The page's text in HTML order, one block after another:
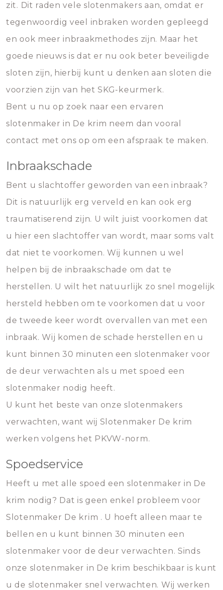
zit. Dit raden vele slotenmakers aan, omdat er
tegenwoordig veel inbraken worden gepleegd
en ook meer inbraakmethodes zijn. Maar het
goede nieuws is dat er nu ook beter beveiligde
sloten zijn, hierbij kunt u denken aan sloten die
voorzien zijn van het SKG-keurmerk.
Bent u nu op zoek naar een ervaren
slotenmaker in De krim neem dan vooral
contact met ons op om een afspraak te maken.
Inbraakschade
Bent u slachtoffer geworden van een inbraak?
Dit is natuurlijk erg verveld en kan ook erg
traumatiserend zijn. U wilt juist voorkomen dat
u hier een slachtoffer van wordt, maar soms valt
dat niet te voorkomen. Wij kunnen u wel
helpen bij de inbraakschade om dat te
herstellen. U wilt het natuurlijk zo snel mogelijk
hersteld hebben om te voorkomen dat u voor
de tweede keer wordt overvallen van met een
inbraak. Wij komen de schade herstellen en u
kunt binnen 30 minuten een slotenmaker voor
de deur verwachten als u met spoed een
slotenmaker nodig heeft.
U kunt het beste van onze slotenmakers
verwachten, want wij Slotenmaker De krim
werken volgens het PKVW-norm.
Spoedservice
Heeft u met alle spoed een slotenmaker in De
krim nodig? Dat is geen enkel probleem voor
Slotenmaker De krim . U hoeft alleen maar te
bellen en u kunt binnen 30 minuten een
slotenmaker voor de deur verwachten. Sinds
onze slotenmaker in De krim beschikbaar is kunt
u de slotenmaker snel verwachten. Wij werken